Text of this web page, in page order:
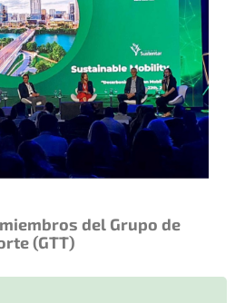
del Grupo de
(GTT)